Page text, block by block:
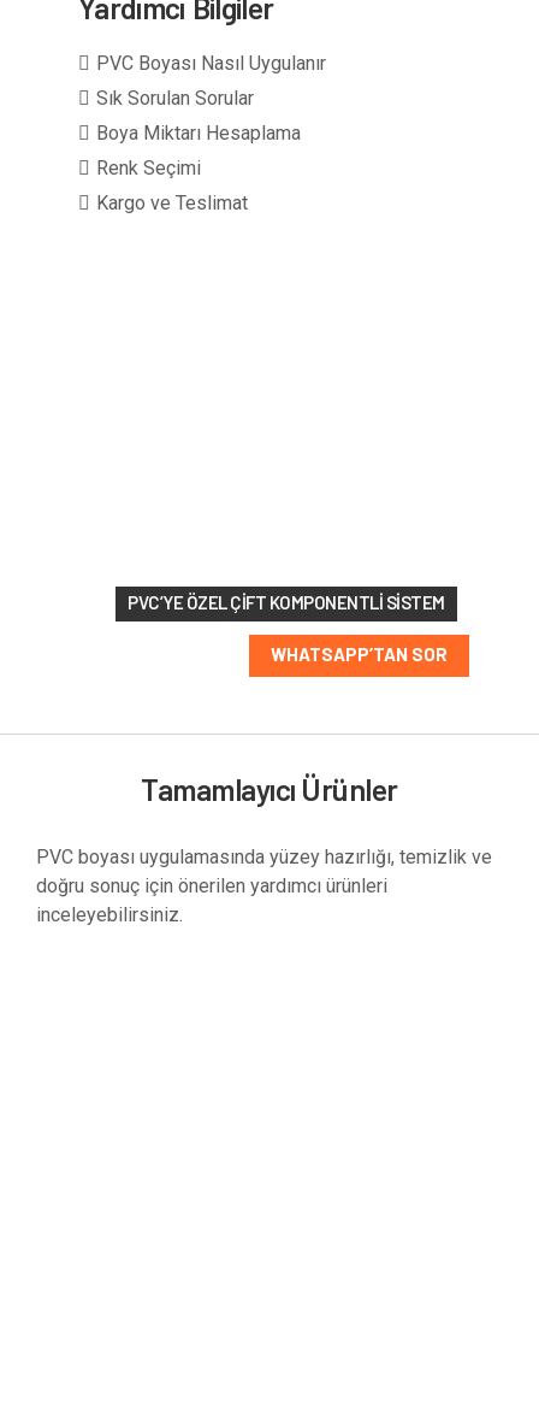
Yardımcı Bilgiler
PVC Boyası Nasıl Uygulanır
Sık Sorulan Sorular
Boya Miktarı Hesaplama
Renk Seçimi
Kargo ve Teslimat
PVC’YE ÖZEL ÇIFT KOMPONENTLI SISTEM
WHATSAPP’TAN SOR
Tamamlayıcı Ürünler
PVC boyası uygulamasında yüzey hazırlığı, temizlik ve
doğru sonuç için önerilen yardımcı ürünleri
inceleyebilirsiniz.